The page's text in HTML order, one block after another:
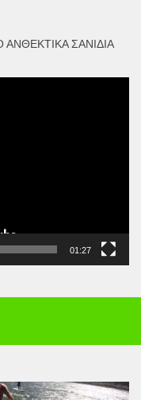
ΑΝΘΕΚΤΙΚΆ ΣΑΝΊΔΙΑ
01:27